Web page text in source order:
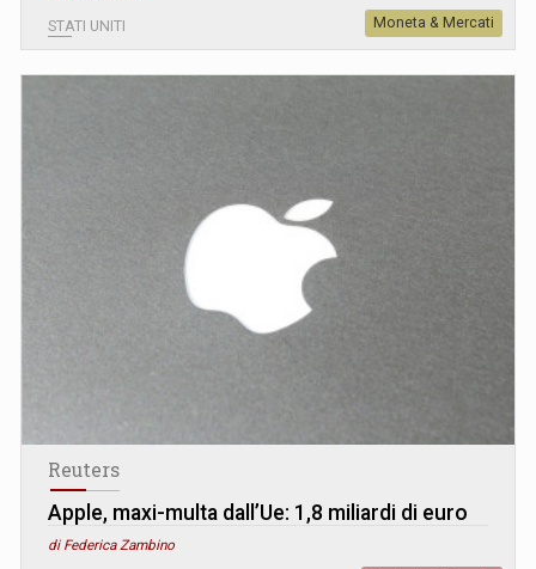
STATI UNITI Moneta & Mercati
Reuters
Apple, maxi-multa dall’Ue: 1,8 miliardi di euro
di Federica Zambino